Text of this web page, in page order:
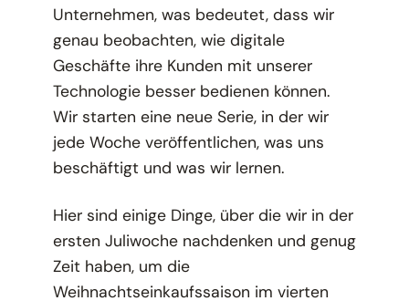
Unternehmen, was bedeutet, dass wir
genau beobachten, wie digitale
Geschäfte ihre Kunden mit unserer
Technologie besser bedienen können.
Wir starten eine neue Serie, in der wir
jede Woche veröffentlichen, was uns
beschäftigt und was wir lernen.
Hier sind einige Dinge, über die wir in der
ersten Juliwoche nachdenken und genug
Zeit haben, um die
Weihnachtseinkaufssaison im vierten